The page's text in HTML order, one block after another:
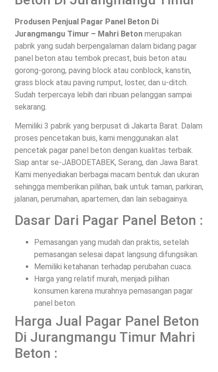
Produsen Penjual Pagar Panel Beton Di
Jurangmangu Timur – Mahri Beton merupakan
pabrik yang sudah berpengalaman dalam bidang pagar
panel beton atau tembok precast, buis beton atau
gorong-gorong, paving block atau conblock, kanstin,
grass block atau paving rumput, loster, dan u-ditch.
Sudah terpercaya lebih dari ribuan pelanggan sampai
sekarang.
Memiliki 3 pabrik yang berpusat di Jakarta Barat. Dalam
proses pencetakan buis, kami menggunakan alat
pencetak pagar panel beton dengan kualitas terbaik.
Siap antar se-JABODETABEK, Serang, dan Jawa Barat.
Kami menyediakan berbagai macam bentuk dan ukuran
sehingga memberikan pilihan, baik untuk taman, parkiran,
jalanan, perumahan, apartemen, dan lain sebagainya.
Dasar Dari Pagar Panel Beton :
Pemasangan yang mudah dan praktis, setelah
pemasangan selesai dapat langsung difungsikan.
Memiliki ketahanan terhadap perubahan cuaca.
Harga yang relatif murah, menjadi pilihan
konsumen karena murahnya pemasangan pagar
panel beton.
Harga Jual Pagar Panel Beton
Di Jurangmangu Timur Mahri
Beton :